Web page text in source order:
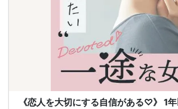
《恋人を大切にする自信がある♡》 1